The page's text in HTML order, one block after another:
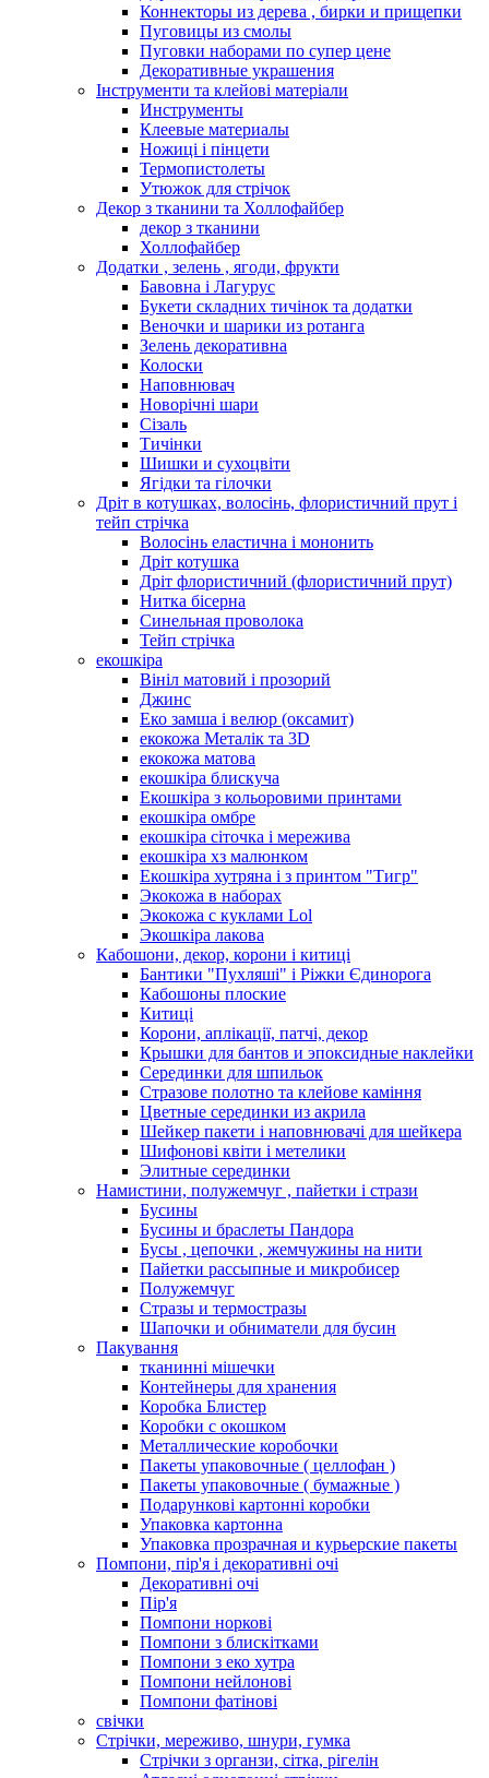
Коннекторы из дерева , бирки и прищепки
Пуговицы из смолы
Пуговки наборами по супер цене
Декоративные украшения
Інструменти та клейові матеріали
Инструменты
Клеевые материалы
Ножиці і пінцети
Термопистолеты
Утюжок для стрічок
Декор з тканини та Холлофайбер
декор з тканини
Холлофайбер
Додатки , зелень , ягоди, фрукти
Бавовна і Лагурус
Букети складних тичінок та додатки
Веночки и шарики из ротанга
Зелень декоративна
Колоски
Наповнювач
Новорічні шари
Сізаль
Тичінки
Шишки и сухоцвіти
Ягідки та гілочки
Дріт в котушках, волосінь, флористичний прут і
тейп стрічка
Волосінь еластична і мононить
Дріт котушка
Дріт флористичний (флористичний прут)
Нитка бісерна
Синельная проволока
Тейп стрічка
екошкіра
Вініл матовий і прозорий
Джинс
Еко замша і велюр (оксамит)
екокожа Металік та 3D
екокожа матова
екошкіра блискуча
Екошкіра з кольоровими принтами
екошкіра омбре
екошкіра сіточка і мережива
екошкіра хз малюнком
Екошкіра хутряна і з принтом "Тигр"
Экокожа в наборах
Экокожа с куклами Lol
Экошкiра лакова
Кабошони, декор, корони і китиці
Бантики "Пухляші" і Ріжки Єдинорога
Кабошоны плоские
Китиці
Корони, аплікації, патчі, декор
Крышки для бантов и эпоксидные наклейки
Серединки для шпильок
Стразове полотно та клейове каміння
Цветные серединки из акрила
Шейкер пакети і наповнювачі для шейкера
Шифонові квіти і метелики
Элитные серединки
Намистини, полужемчуг , пайетки і стрази
Бусины
Бусины и браслеты Пандора
Бусы , цепочки , жемчужины на нити
Пайетки рассыпные и микробисер
Полужемчуг
Стразы и термостразы
Шапочки и обниматели для бусин
Пакування
тканинні мішечки
Контейнеры для хранения
Коробка Блистер
Коробки с окошком
Металлические коробочки
Пакеты упаковочные ( целлофан )
Пакеты упаковочные ( бумажные )
Подарункові картонні коробки
Упаковка картонна
Упаковка прозрачная и курьерские пакеты
Помпони, пір'я і декоративні очі
Декоративні очі
Пір'я
Помпони норкові
Помпони з блискітками
Помпони з еко хутра
Помпони нейлонові
Помпони фатінові
свічки
Стрічки, мереживо, шнури, гумка
Стрічки з органзи, сітка, рігелін